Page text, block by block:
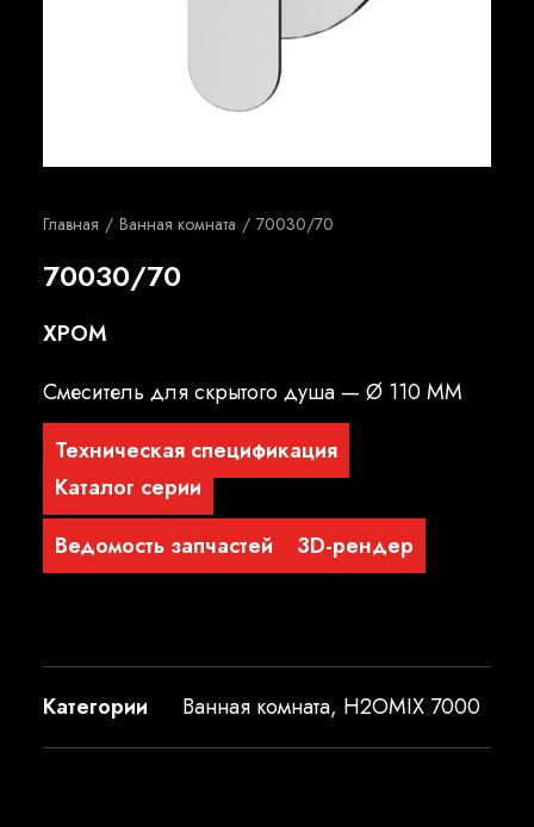
Главная Ванная комната 70030/70
70030/70
XPOM
Смеситель для скрытого душа — Ø 110 MM
Техническая спецификация
Каталог серии
Ведомость запчастей
3D-рендер
Категории Ванная комната, H2OMIX 7000